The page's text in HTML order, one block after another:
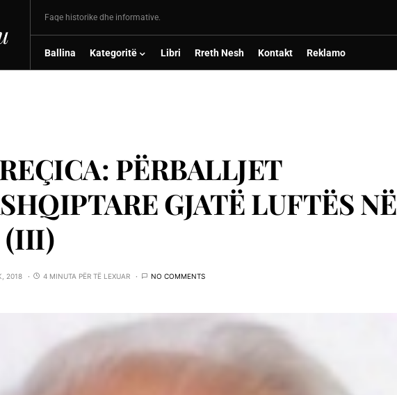
Faqe historike dhe informative.
Ballina Kategoritë Libri Rreth Nesh Kontakt Reklamo
PËRBALLJET
GJATË LUFTËS NË
(III)
2018 4 MINUTA PËR TË LEXUAR NO COMMENTS